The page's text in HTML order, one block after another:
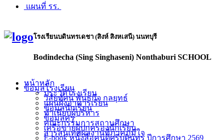
แผนที่ รร.
โรงเรียนบดินทรเดชา (สิงห์ สิงหเสนี) นนทบุรี
Bodindecha (Sing Singhaseni) Nonthaburi SCHOOL
หน้าหลัก
ข้อมูลโรงเรียน
ประวัติโรงเรียน
วิสัยทัศน์ พันธกิจ กลยุทธ์
แผนผังอาคารเรียน
ข้อมูลนักเรียน
ทำเนียบผู้บริหาร
ข้อมูลครู
คณะกรรมการสถานศึกษา
เครือข่ายผู้ปกครองนักเรียน
สารสนเทศผลงานที่ภาคภูมิใจ
E-book หนังสือคนดีศรีบดินทร ปีการศึกษา 2569